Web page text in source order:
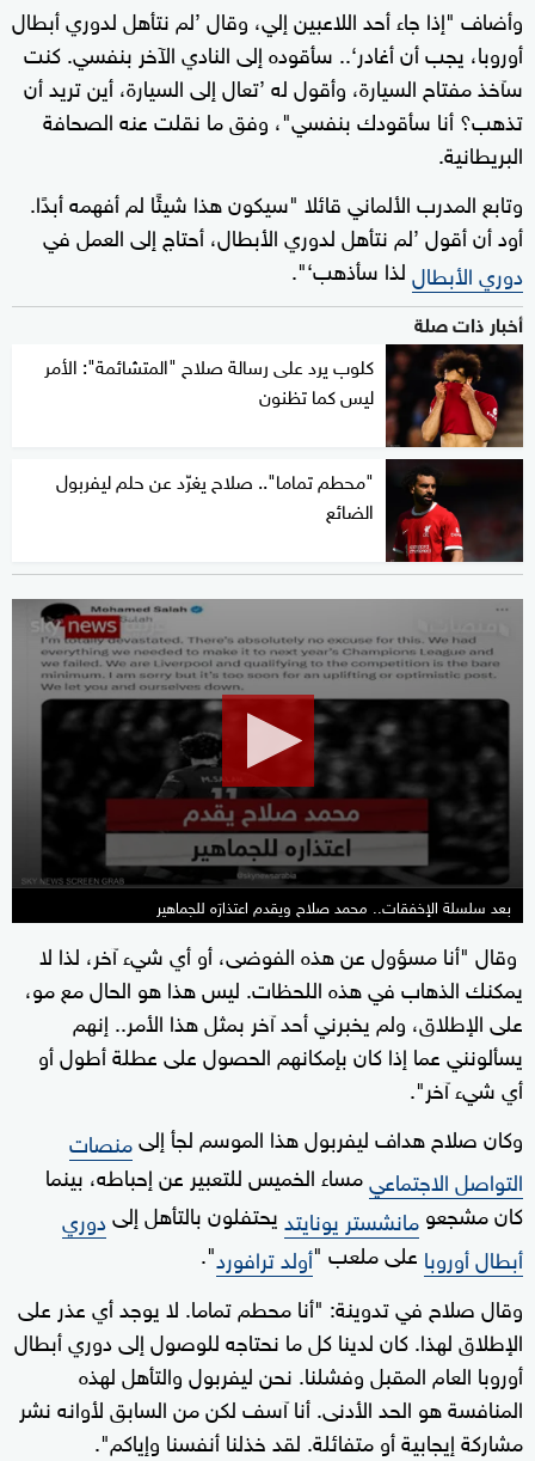
وأضاف "إذا جاء أحد اللاعبين إلي، وقال ’لم نتأهل لدوري أبطال
أوروبا، يجب أن أغادر‘.. سأقوده إلى النادي الآخر بنفسي. كنت
سآخذ مفتاح السيارة، وأقول له ’تعال إلى السيارة، أين تريد أن
تذهب؟ أنا سأقودك بنفسي"، وفق ما نقلت عنه الصحافة
البريطانية.
وتابع المدرب الألماني قائلا "سيكون هذا شيئًا لم أفهمه أبدًا.
أود أن أقول ’لم نتأهل لدوري الأبطال، أحتاج إلى العمل في
دوري الأبطاللذا سأذهب‘".
أخبار ذات صلة
كلوب يرد على رسالة صلاح "المتشائمة": الأمر
ليس كما تظنون
"محطم تماما".. صلاح يغرّد عن حلم ليفربول
الضائع
seconds
seconds
بعد سلسلة الإخفقات.. محمد صلاح ويقدم اعتذارَه للجماهير
وقال "أنا مسؤول عن هذه الفوضى، أو أي شيء آخر، لذا لا
يمكنك الذهاب في هذه اللحظات. ليس هذا هو الحال مع مو،
على الإطلاق، ولم يخبرني أحد آخر بمثل هذا الأمر.. إنهم
يسألونني عما إذا كان بإمكانهم الحصول على عطلة أطول أو
أي شيء آخر".
وكان صلاح هداف ليفربول هذا الموسم لجأ إلىمنصات
التواصل الاجتماعيمساء الخميس للتعبير عن إحباطه، بينما
كان مشجعومانشستر يونايتديحتفلون بالتأهل إلىدوري
أبطال أوروبا على ملعب "أولد ترافورد".
وقال صلاح في تدوينة: "أنا محطم تماما. لا يوجد أي عذر على
الإطلاق لهذا. كان لدينا كل ما نحتاجه للوصول إلى دوري أبطال
أوروبا العام المقبل وفشلنا. نحن ليفربول والتأهل لهذه
المنافسة هو الحد الأدنى. أنا آسف لكن من السابق لأوانه نشر
مشاركة إيجابية أو متفائلة. لقد خذلنا أنفسنا وإياكم".